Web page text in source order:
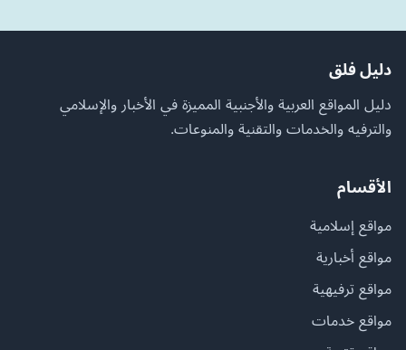
دليل فلق
دليل المواقع العربية والأجنبية المميزة في الأخبار والإسلامي
والترفيه والخدمات والتقنية والمنوعات.
الأقسام
مواقع إسلامية
مواقع أخبارية
مواقع ترفيهية
مواقع خدمات